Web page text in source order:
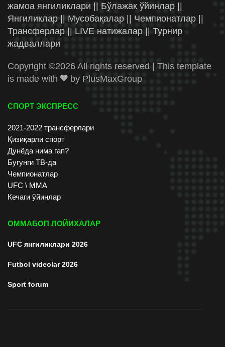
жамоа янгиликлари || Бўлажак ўйинлар ||
Янгиликлар || Мусобақалар || Чемпионатлар ||
Трансферлар || LIVE натижалар || Турнир
жадваллари
Copyright ©2026 All rights reserved | This template
is made with
by PlusMaxGroup
СПОРТ ЭКСПРЕСС
2021-2022 трансферлари
Қизиқарли спорт
Дунёда нима гап?
Бугунги ТВ-да
Чемпионатлар
UFC \ ММА
Кечаги ўйинлар
ОММАБОП ЛОЙИХАЛАР
UFC янгиликлари 2026
Futbol videolar 2026
Sport forum